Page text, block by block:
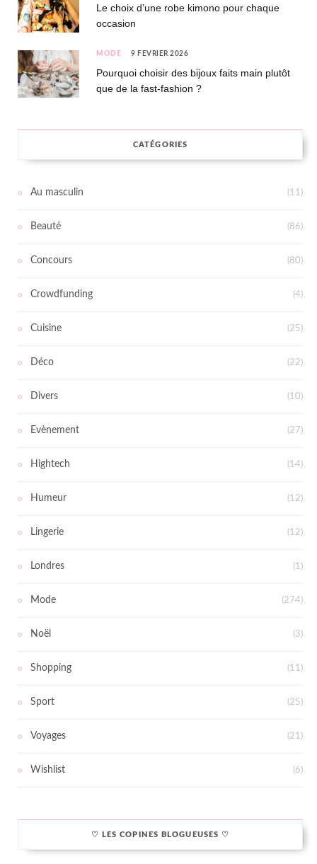
Le choix d’une robe kimono pour chaque
occasion
MODE 9 FÉVRIER 2026
Pourquoi choisir des bijoux faits main plutôt
que de la fast-fashion ?
CATÉGORIES
Au masculin (11)
Beauté (86)
Concours (80)
Crowdfunding (4)
Cuisine (25)
Déco (22)
Divers (10)
Evènement (27)
Hightech (14)
Humeur (12)
Lingerie (12)
Londres (1)
Mode (274)
Noël (3)
Shopping (11)
Sport (25)
Voyages (21)
Wishlist (6)
♡ LES COPINES BLOGUEUSES ♡